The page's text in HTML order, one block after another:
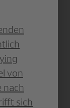
von
nach
sich